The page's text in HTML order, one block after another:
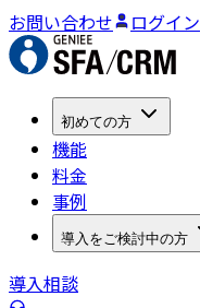
お問い合わせ ログイン
初めての方
機能
料金
事例
導入をご検討中の方
導入相談